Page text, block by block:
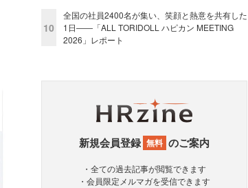
10
全国の社員2400名が集い、笑顔と熱意を共有した
1日――「ALL TORIDOLL ハピカン MEETING
2026」レポート
新規会員登録 無料 のご案内
・全ての過去記事が閲覧できます
・会員限定メルマガを受信できます